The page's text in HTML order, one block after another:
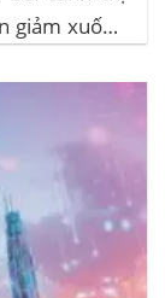
giảm xuống